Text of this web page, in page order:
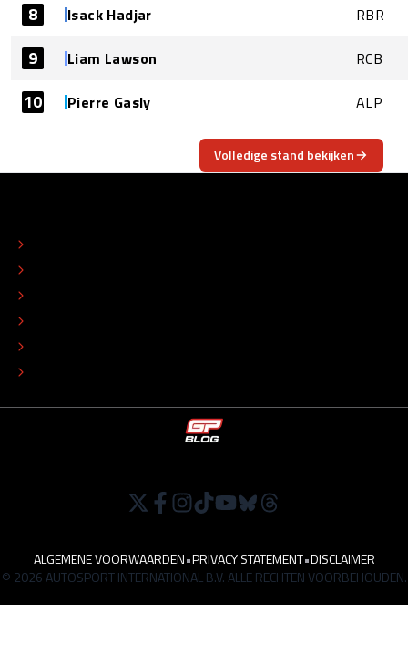
8 Isack Hadjar RBR
9 Liam Lawson RCB
10 Pierre Gasly ALP
Volledige stand bekijken
ALGEMENE VOORWAARDEN•PRIVACY STATEMENT•DISCLAIMER
© 2026 AUTOSPORT INTERNATIONAL B.V. ALLE RECHTEN VOORBEHOUDEN.